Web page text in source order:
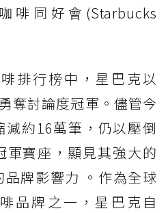
啡同好會(Starbucks
排行榜中，星巴克以
奪討論度冠軍。儘管今
約16萬筆，仍以壓倒
軍寶座，顯見其強大的
牌影響力 。作為全球
品牌之一，星巴克自